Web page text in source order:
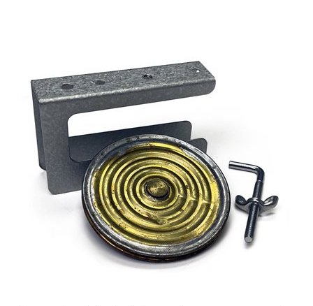
Nous joindre